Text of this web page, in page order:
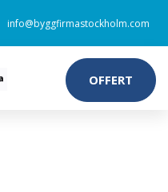
info@byggfirmastockholm.com
OFFERT